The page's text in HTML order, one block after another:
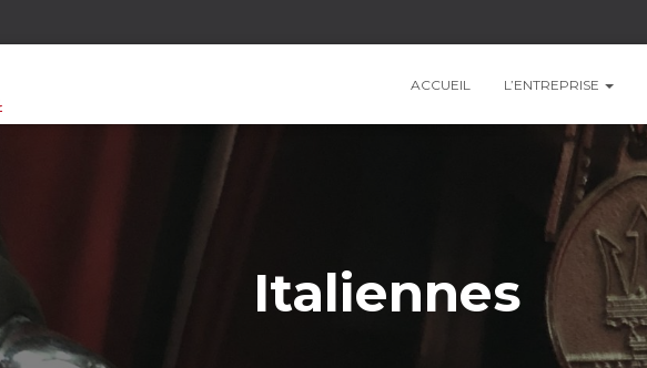
ACCUEIL L’ENTREPRISE
Italiennes